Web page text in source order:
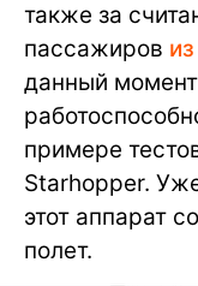
также за
пассажиров
данный
примере
Starhopper.
этот аппарат
полет.